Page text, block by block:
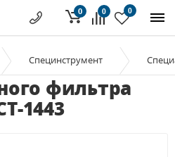
0 0
0
Специнструмент
фильтра
1443